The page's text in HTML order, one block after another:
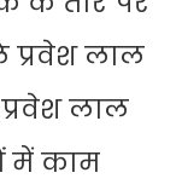
प्रवेश लाल
लाल
में काम